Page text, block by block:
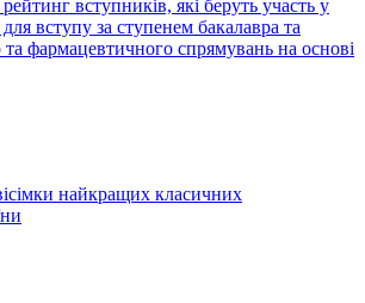
вступників, які беруть участь у
вступу за ступенем бакалавра та
та фармацевтичного спрямувань на основі
найкращих класичних